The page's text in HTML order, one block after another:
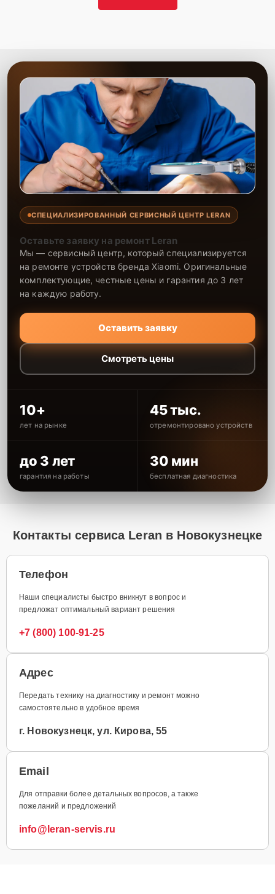
СПЕЦИАЛИЗИРОВАННЫЙ СЕРВИСНЫЙ ЦЕНТР LERAN
Оставьте заявку на ремонт Leran
Мы — сервисный центр, который специализируется
на ремонте устройств бренда Xiaomi. Оригинальные
комплектующие, честные цены и гарантия до 3 лет
на каждую работу.
Оставить заявку
Смотреть цены
10+
лет на рынке
45 тыс.
отремонтировано устройств
до 3 лет
гарантия на работы
30 мин
бесплатная диагностика
Контакты сервиса Leran в Новокузнецке
Телефон
Наши специалисты быстро вникнут в вопрос и
предложат оптимальный вариант решения
+7 (800) 100-91-25
Адрес
Передать технику на диагностику и ремонт можно
самостоятельно в удобное время
г. Новокузнецк, ул. Кирова, 55
Email
Для отправки более детальных вопросов, а также
пожеланий и предложений
info@leran-servis.ru